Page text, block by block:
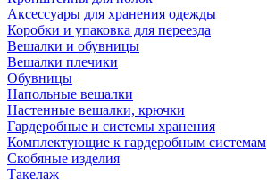
Аксессуары для хранения одежды
Коробки и упаковка для переезда
Вешалки и обувницы
Вешалки плечики
Обувницы
Напольные вешалки
Настенные вешалки, крючки
Гардеробные и системы хранения
Комплектующие к гардеробным системам
Скобяные изделия
Такелаж